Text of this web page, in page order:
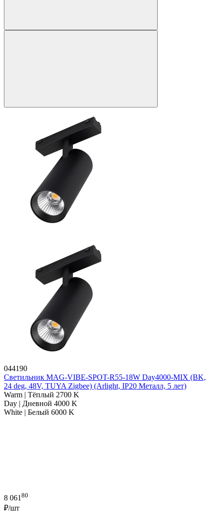
044190
Светильник MAG-VIBE-SPOT-R55-18W Day4000-MIX (BK,
24 deg, 48V, TUYA Zigbee) (Arlight, IP20 Металл, 5 лет)
Warm | Тёплый 2700 K
Day | Дневной 4000 K
White | Белый 6000 K
8 06180
₽/шт